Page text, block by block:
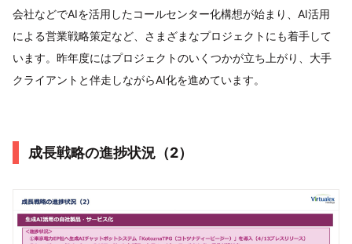
会社などでAIを活用したコールセンター化構想が始まり、AI活用
による営業戦略策定など、さまざまなプロジェクトにも着手して
います。昨年度にはプロジェクトのいくつかが立ち上がり、大手
クライアントと伴走しながらAI化を進めています。
成長戦略の進捗状況（2）